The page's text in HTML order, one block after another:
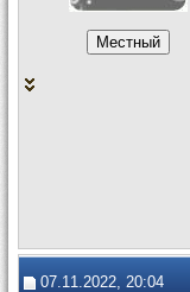
07.11.2022, 20:04